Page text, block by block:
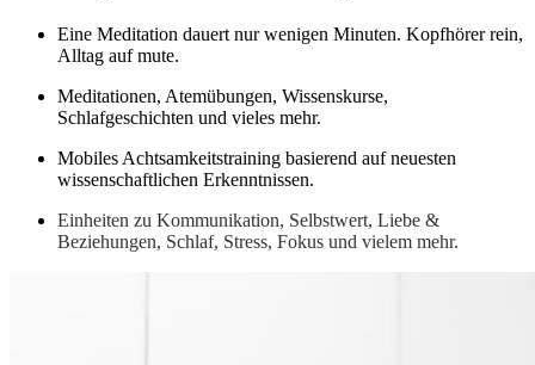
Eine Meditation dauert nur wenigen Minuten. Kopfhörer rein,
Alltag auf mute.
Meditationen, Atemübungen, Wissenskurse,
Schlafgeschichten und vieles mehr.
Mobiles Achtsamkeitstraining basierend auf neuesten
wissenschaftlichen Erkenntnissen.
Einheiten zu Kommunikation, Selbstwert, Liebe &
Beziehungen, Schlaf, Stress, Fokus und vielem mehr.